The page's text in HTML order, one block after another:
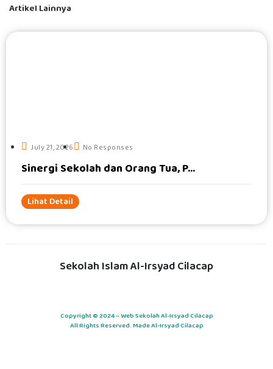
Artikel Lainnya
July 21, 2026 No Responses
Sinergi Sekolah dan Orang Tua, P...
Lihat Detail
Sekolah Islam Al-Irsyad Cilacap
Copyright © 2024 – Web Sekolah Al-Irsyad Cilacap
All Rights Reserved. Made Al-Irsyad Cilacap